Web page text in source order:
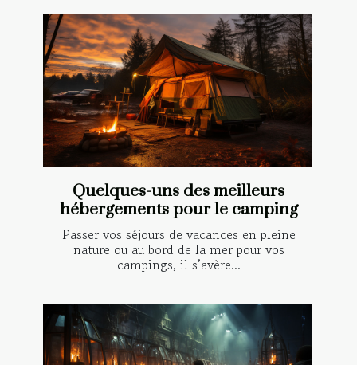
Quelques-uns des meilleurs
hébergements pour le camping
Passer vos séjours de vacances en pleine
nature ou au bord de la mer pour vos
campings, il s’avère...